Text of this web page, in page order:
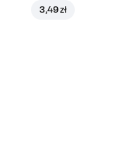
3,49 zł